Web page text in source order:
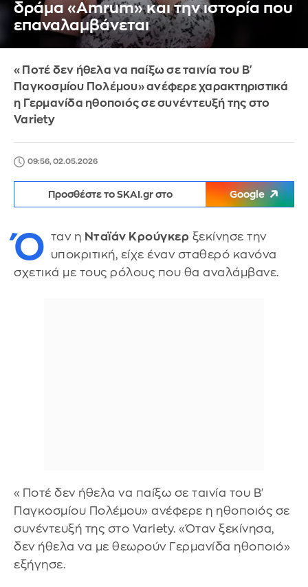
δράμα «Amrum» και την ιστορία που
επαναλαμβάνεται
«Ποτέ δεν ήθελα να παίξω σε ταινία του Β'
Παγκοσμίου Πολέμου» ανέφερε χαρακτηριστικά
η Γερμανίδα ηθοποιός σε συνέντευξή της στο
Variety
09:56, 02.05.2026
Προσθέστε το SKAI.gr στο Google
Ό ταν η Νταϊάν Κρούγκερ ξεκίνησε την
υποκριτική, είχε έναν σταθερό κανόνα
σχετικά με τους ρόλους που θα αναλάμβανε.
«Ποτέ δεν ήθελα να παίξω σε ταινία του Β'
Παγκοσμίου Πολέμου» ανέφερε η ηθοποιός σε
συνέντευξή της στο Variety. «Όταν ξεκίνησα,
δεν ήθελα να με θεωρούν Γερμανίδα ηθοποιό»
εξήγησε.